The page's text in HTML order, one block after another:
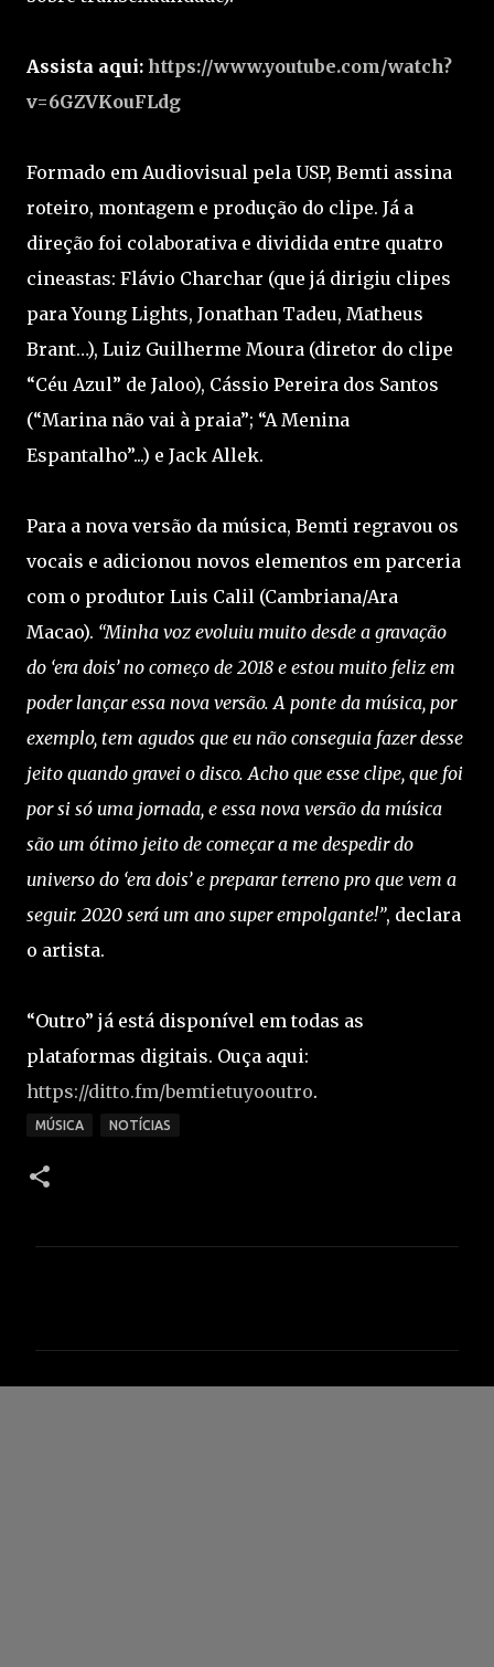
Assista aqui: https://www.youtube.com/watch?
v=6GZVKouFLdg
Formado em Audiovisual pela USP, Bemti assina
roteiro, montagem e produção do clipe. Já a
direção foi colaborativa e dividida entre quatro
cineastas: Flávio Charchar (que já dirigiu clipes
para Young Lights, Jonathan Tadeu, Matheus
Brant…), Luiz Guilherme Moura (diretor do clipe
“Céu Azul” de Jaloo), Cássio Pereira dos Santos
(“Marina não vai à praia”; “A Menina
Espantalho”...) e Jack Allek.
Para a nova versão da música, Bemti regravou os
vocais e adicionou novos elementos em parceria
com o produtor Luis Calil (Cambriana/Ara
Macao). “Minha voz evoluiu muito desde a gravação
do ‘era dois’ no começo de 2018 e estou muito feliz em
poder lançar essa nova versão. A ponte da música, por
exemplo, tem agudos que eu não conseguia fazer desse
jeito quando gravei o disco. Acho que esse clipe, que foi
por si só uma jornada, e essa nova versão da música
são um ótimo jeito de começar a me despedir do
universo do ‘era dois’ e preparar terreno pro que vem a
seguir. 2020 será um ano super empolgante!”, declara
o artista.
“Outro” já está disponível em todas as
plataformas digitais. Ouça aqui:
https://ditto.fm/bemtietuyooutro.
MÚSICA NOTÍCIAS